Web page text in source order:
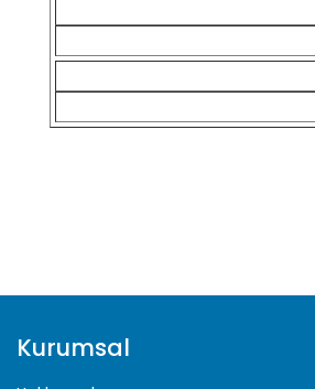
Kurumsal